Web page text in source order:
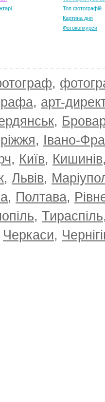
Топ фотографій
Картина дня
Фотоконкурси
,
, арт-
,
, Івано-
, Київ, Кишинів
, Львів,
, Полтава,
, Тираспіль
Черкаси,